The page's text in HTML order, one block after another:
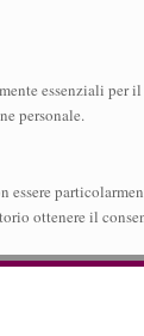
essenziali
personale.
essere
ottenere il